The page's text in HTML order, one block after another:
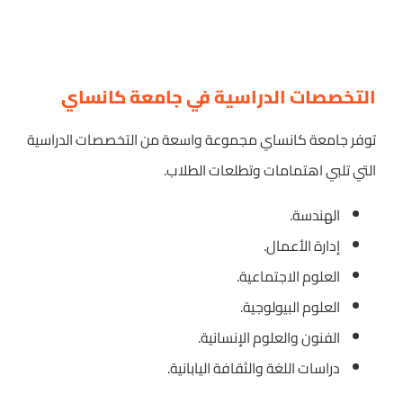
التخصصات الدراسية في جامعة كانساي
توفر جامعة كانساي مجموعة واسعة من التخصصات الدراسية
التي تلبي اهتمامات وتطلعات الطلاب.
الهندسة.
إدارة الأعمال.
العلوم الاجتماعية.
العلوم البيولوجية.
الفنون والعلوم الإنسانية.
دراسات اللغة والثقافة اليابانية.